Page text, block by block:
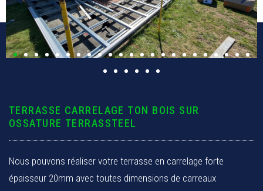
Portail
Pergola & Abri
Clôture
Contact
TERRASSE CARRELAGE TON BOIS SUR
OSSATURE TERRASSTEEL
Nous pouvons réaliser votre terrasse en carrelage forte
épaisseur 20mm avec toutes dimensions de carreaux